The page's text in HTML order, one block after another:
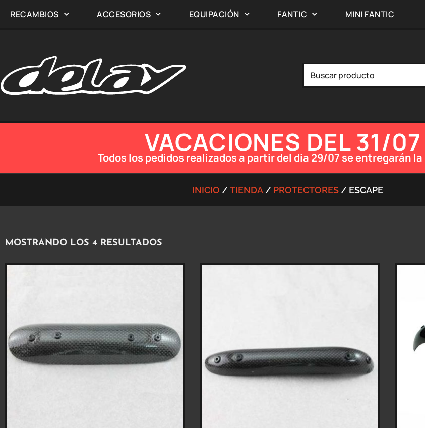
RECAMBIOS ACCESORIOS EQUIPACIÓN FANTIC MINI FANTIC
VACACIONES DEL 31/
Todos los pedidos realizados a partir del dia 29/07 se entregarán
INICIO /TIENDA/ PROTECTORES/ ESCAPE
MOSTRANDO LOS 4 RESULTADOS